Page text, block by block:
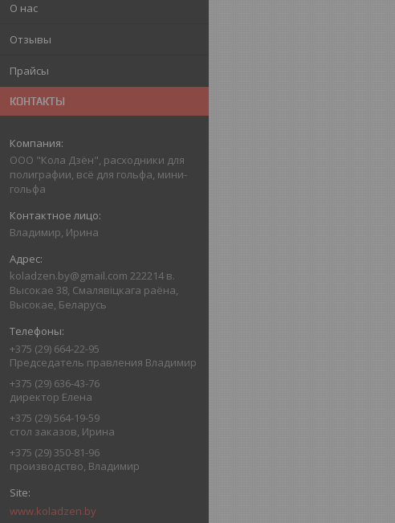
О нас
Отзывы
Прайсы
КОНТАКТЫ
ООО "Кола Дзён", расходники для
полиграфии, всё для гольфа, мини-
гольфа
Владимир, Ирина
koladzen.by@gmail.com 222214 в.
Высокае 38, Смалявіцкага раёна,
Высокае, Беларусь
+375 (29) 664-22-95
Председатель правления Владимир
+375 (29) 636-43-76
директор Елена
+375 (29) 564-19-59
стол заказов, Ирина
+375 (29) 350-81-96
производство, Владимир
www.koladzen.by